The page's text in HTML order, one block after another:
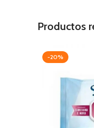
Productos
-20%